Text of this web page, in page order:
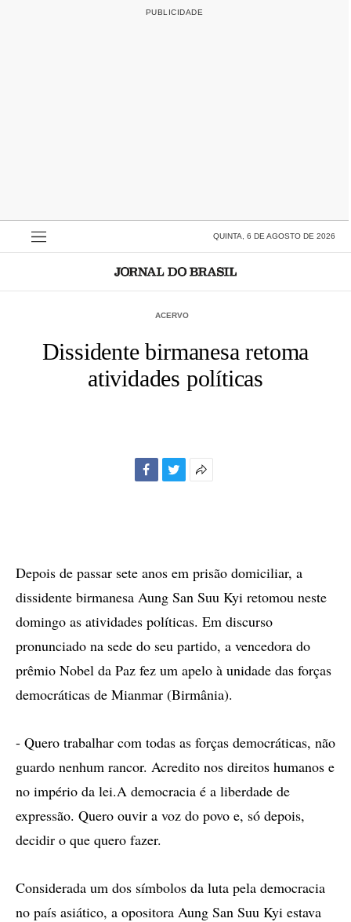
QUINTA, 6 DE AGOSTO DE 2026
ACERVO
Dissidente birmanesa retoma
atividades políticas
Depois de passar sete anos em prisão domiciliar, a
dissidente birmanesa Aung San Suu Kyi retomou neste
domingo as atividades políticas. Em discurso
pronunciado na sede do seu partido, a vencedora do
prêmio Nobel da Paz fez um apelo à unidade das forças
democráticas de Mianmar (Birmânia).
- Quero trabalhar com todas as forças democráticas, não
guardo nenhum rancor. Acredito nos direitos humanos e
no império da lei.A democracia é a liberdade de
expressão. Quero ouvir a voz do povo e, só depois,
decidir o que quero fazer.
Considerada um dos símbolos da luta pela democracia
no país asiático, a opositora Aung San Suu Kyi estava